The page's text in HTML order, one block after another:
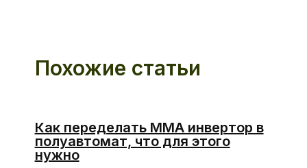
Похожие статьи
Как переделать ММА инвертор в
полуавтомат, что для этого
нужно